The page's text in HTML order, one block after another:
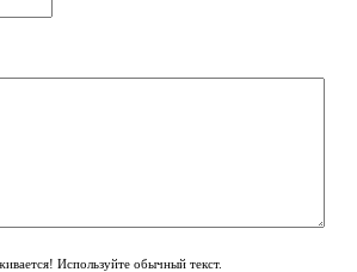
Используйте обычный текст.